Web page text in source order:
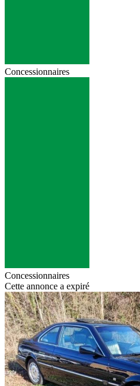
Concessionnaires
Concessionnaires
Cette annonce a expiré